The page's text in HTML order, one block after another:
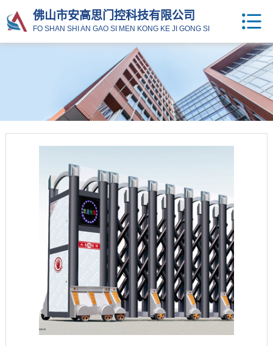
佛山市安高思门控科技有限公司
FO SHAN SHI AN GAO SI MEN KONG KE JI GONG SI